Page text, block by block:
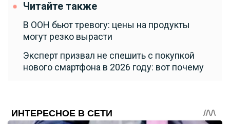
Читайте также
В ООН бьют тревогу: цены на продукты
могут резко вырасти
Эксперт призвал не спешить с покупкой
нового смартфона в 2026 году: вот почему